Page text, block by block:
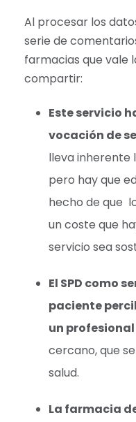
Al procesar los
serie de
farmacias que vale
compartir:
Este servicio
vocación de
lleva inherente
pero hay que
hecho de que
un coste que
servicio sea
El SPD como
paciente
un
cercano, que
salud.
La farmacia